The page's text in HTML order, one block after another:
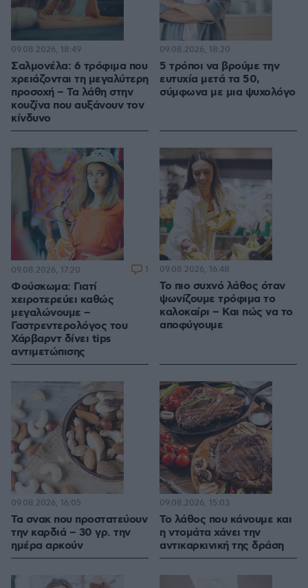
Σαλμονέλα: 6 τρόφιμα που
χρειάζονται τη μεγαλύτερη
προσοχή – Τα λάθη στην
κουζίνα που αυξάνουν τον
κίνδυνο
09.08.2026, 18:49
5 τρόποι να βρούμε την
ευτυχία μετά τα 50,
σύμφωνα με μια ψυχολόγο
09.08.2026, 18:20
Φούσκωμα: Γιατί
χειροτερεύει καθώς
μεγαλώνουμε –
Γαστρεντερολόγος του
Χάρβαρντ δίνει tips
αντιμετώπισης
09.08.2026, 17:20 1
Το πιο συχνό λάθος όταν
ψωνίζουμε τρόφιμα το
καλοκαίρι – Και πώς να το
αποφύγουμε
09.08.2026, 16:48
Τα σνακ που προστατεύουν
την καρδιά – 30 γρ. την
ημέρα αρκούν
09.08.2026, 16:05
Το λάθος που κάνουμε και
η ντομάτα χάνει την
αντικαρκινική της δράση
09.08.2026, 15:03